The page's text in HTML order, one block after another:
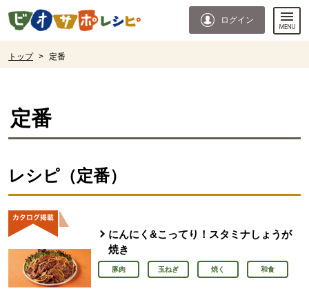
ページの先頭です。
ログイン
トップ > 定番
定番
レシピ（定番）
にんにく&こってり！スタミナしょうが
焼き
豚肉 玉ねぎ 焼く 和食